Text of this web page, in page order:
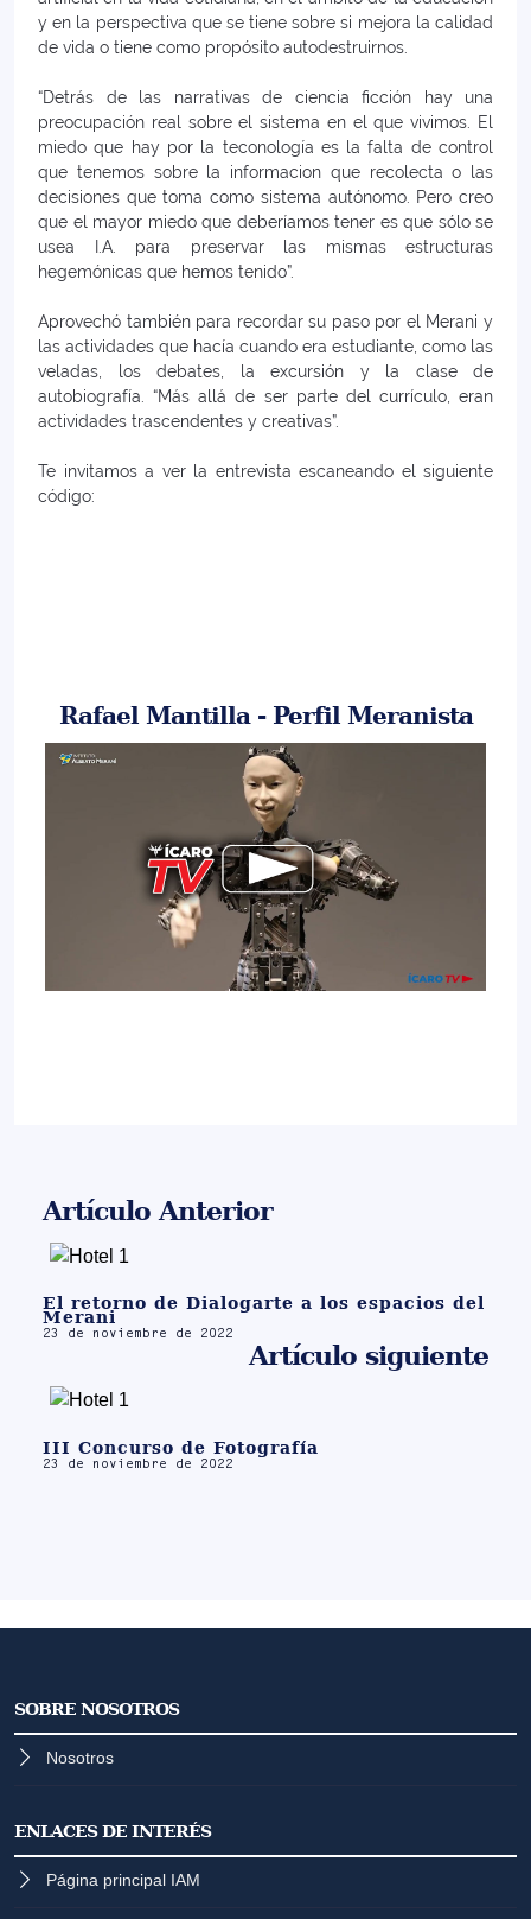
y en la perspectiva que se tiene sobre si mejora la calidad
de vida o tiene como propósito autodestruirnos.
“Detrás de las narrativas de ciencia ficción hay una
preocupación real sobre el sistema en el que vivimos. El
miedo que hay por la teconología es la falta de control
que tenemos sobre la informacion que recolecta o las
decisiones que toma como sistema autónomo. Pero creo
que el mayor miedo que deberíamos tener es que sólo se
usea I.A. para preservar las mismas estructuras
hegemónicas que hemos tenido”.
Aprovechó también para recordar su paso por el Merani y
las actividades que hacía cuando era estudiante, como las
veladas, los debates, la excursión y la clase de
autobiografía. “Más allá de ser parte del currículo, eran
actividades trascendentes y creativas”.
Te invitamos a ver la entrevista escaneando el siguiente
código:
Rafael Mantilla - Perfil Meranista
Artículo Anterior
El retorno de Dialogarte a los espacios del
Merani
23 de noviembre de 2022
Artículo siguiente
III Concurso de Fotografía
23 de noviembre de 2022
SOBRE NOSOTROS
Nosotros
ENLACES DE INTERÉS
Página principal IAM